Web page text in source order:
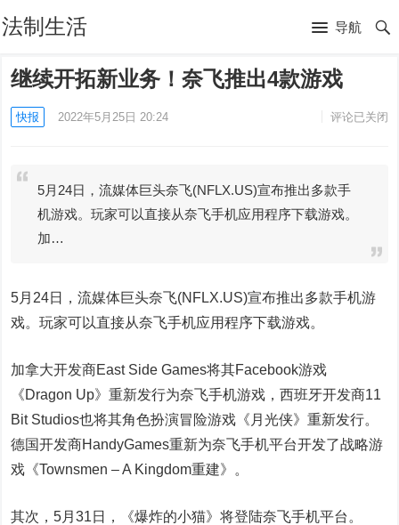
法制生活 导航
继续开拓新业务！奈飞推出4款游戏
快报 2022年5月25日 20:24 评论已关闭
5月24日，流媒体巨头奈飞(NFLX.US)宣布推出多款手
机游戏。玩家可以直接从奈飞手机应用程序下载游戏。
加…
5月24日，流媒体巨头奈飞(NFLX.US)宣布推出多款手机游
戏。玩家可以直接从奈飞手机应用程序下载游戏。
加拿大开发商East Side Games将其Facebook游戏
《Dragon Up》重新发行为奈飞手机游戏，西班牙开发商11
Bit Studios也将其角色扮演冒险游戏《月光侠》重新发行。
德国开发商HandyGames重新为奈飞手机平台开发了战略游
戏《Townsmen – A Kingdom重建》。
其次，5月31日，《爆炸的小猫》将登陆奈飞手机平台。